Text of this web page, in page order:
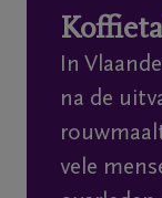
In
na de
vele